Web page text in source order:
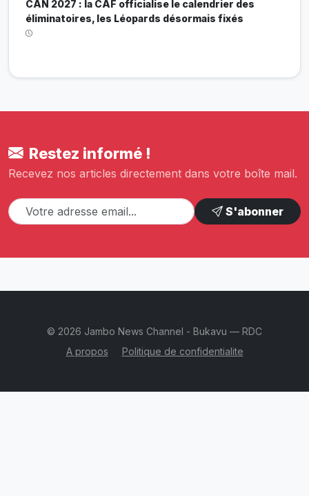
CAN 2027 : la CAF officialise le calendrier des
éliminatoires, les Léopards désormais fixés
Restez informé !
Recevez nos articles directement dans votre boîte mail.
S'abonner
© 2026 Jambo News Channel - Bukavu — RDC
A propos
Politique de confidentialite